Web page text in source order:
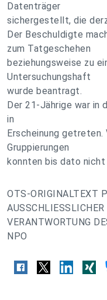
Datenträger
sichergestellt, die
Der Beschuldigte
zum Tatgeschehen
beziehungsweise zu
Untersuchungshaft
wurde beantragt.
Der 21-Jährige war in
in
Erscheinung
Gruppierungen
konnten bis dato
OTS-ORIGINALTEXT
VERANTWORTUNG
NPO